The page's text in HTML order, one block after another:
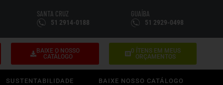
SANTA CRUZ
51 2914-0188
GUAÍBA
51 2929-0498
BAIXE O NOSSO
CATÁLOGO
0 ÍTENS EM MEUS
ORÇAMENTOS
SUSTENTABILIDADE BAIXE NOSSO CATÁLOGO